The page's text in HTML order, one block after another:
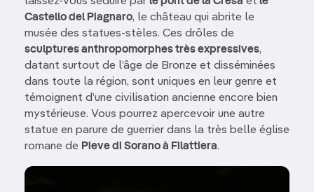
Castello del Piagnaro, le château qui abrite le
musée des statues-stèles. Ces drôles de
sculptures anthropomorphes très expressives,
datant surtout de l’âge de Bronze et disséminées
dans toute la région, sont uniques en leur genre et
témoignent d’une civilisation ancienne encore bien
mystérieuse. Vous pourrez apercevoir une autre
statue en parure de guerrier dans la très belle église
romane de Pieve di Sorano à Filattiera.
Image